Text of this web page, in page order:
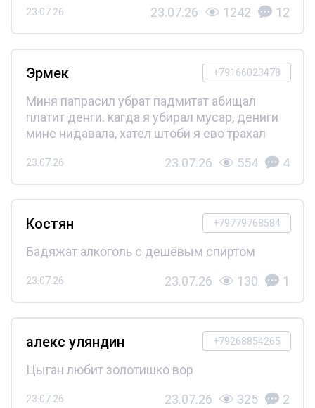
23.07.26 23.07.26 1242 12
+79166023478
Эрмек
Миня папрасил убрат падмитат абищал
платит денги. кагда я убирал мусар, дениги
мине нидавала, хател штоби я ево трахал
23.07.26 23.07.26 554 4
+79779768584
Костян
Бадяжат алкоголь с дешёвым спиртом
23.07.26 23.07.26 130 1
+79268854265
алекс уляндин
Цыган любит золотишко вор
23.07.26 23.07.26 325 2